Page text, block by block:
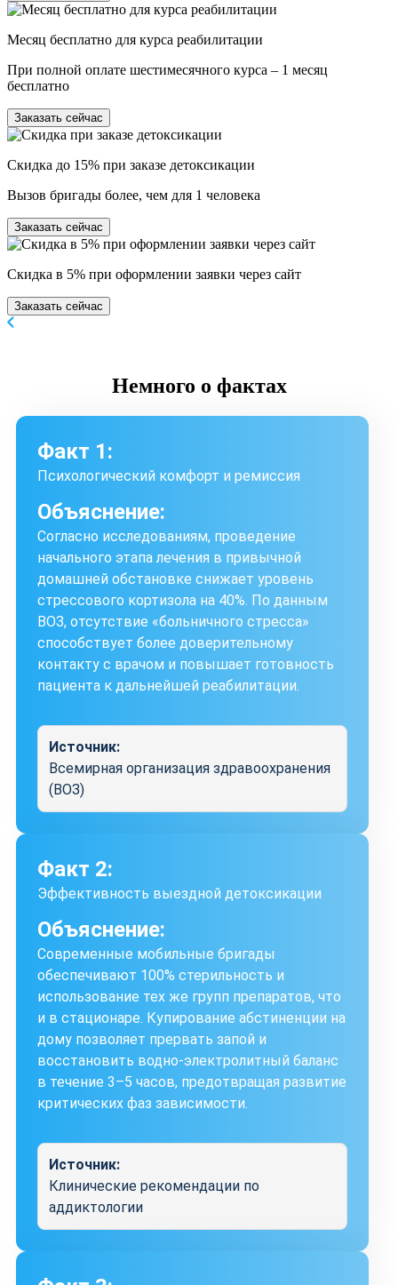
Месяц бесплатно для курса реабилитации
При полной оплате шестимесячного курса – 1 месяц
бесплатно
Заказать сейчас
Скидка до 15% при заказе детоксикации
Вызов бригады более, чем для 1 человека
Заказать сейчас
Скидка в 5% при оформлении заявки через сайт
Заказать сейчас
Немного о фактах
Факт 1:
Психологический комфорт и ремиссия
Объяснение:
Согласно исследованиям, проведение
начального этапа лечения в привычной
домашней обстановке снижает уровень
стрессового кортизола на 40%. По данным
ВОЗ, отсутствие «больничного стресса»
способствует более доверительному
контакту с врачом и повышает готовность
пациента к дальнейшей реабилитации.
Источник:
Всемирная организация здравоохранения
(ВОЗ)
Факт 2:
Эффективность выездной детоксикации
Объяснение:
Современные мобильные бригады
обеспечивают 100% стерильность и
использование тех же групп препаратов, что
и в стационаре. Купирование абстиненции на
дому позволяет прервать запой и
восстановить водно-электролитный баланс
в течение 3–5 часов, предотвращая развитие
критических фаз зависимости.
Источник:
Клинические рекомендации по
аддиктологии